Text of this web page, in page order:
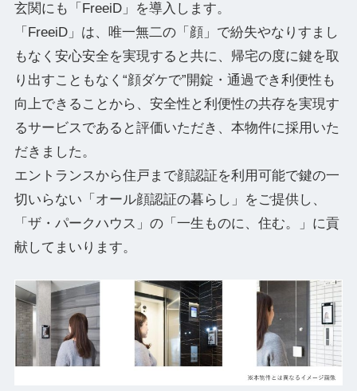
玄関にも「FreeiD」を導入します。
「FreeiD」は、唯一無二の「顔」で紛失やなりすまし
もなく安心安全を実現すると共に、帰宅の度に鍵を取
り出すこともなく“顔ダケで”開錠・通過でき利便性も
向上できることから、安全性と利便性の共存を実現す
るサービスであると評価いただき、本物件に採用いた
だきました。
エントランスから住戸まで顔認証を利用可能で鍵の一
切いらない「オール顔認証の暮らし」をご提供し、
「ザ・パークハウス」の「一生ものに、住む。」に貢
献してまいります。